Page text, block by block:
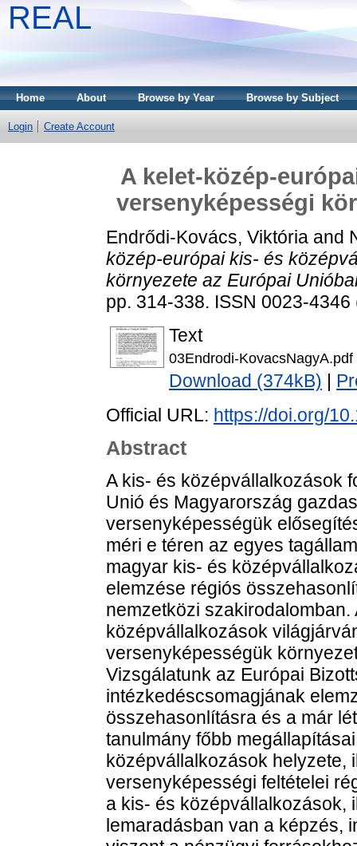
REAL
Home About Browse by Year Browse by Subject
Login Create Account
A kelet-közép-
versenyképességi
Endrődi-Kovács, Viktória and
közép-európai kis- és
környezete az Európai
pp. 314-338. ISSN 0023-
Text
03Endrodi-KovacsNagyA.pdf
Download (374kB)
Official URL: https://doi.org/
Abstract
A kis- és középvállalkozások
Unió és Magyarország
versenyképességük
méri e téren az egyes
magyar kis- és
elemzése régiós
nemzetközi
középvállalkozások
versenyképességük
Vizsgálatunk az Európai
intézkedéscsomagjának
összehasonlításra és a már
tanulmány főbb
középvállalkozások helyzete,
versenyképességi feltételei
a kis- és középvállalkozások,
lemaradásban van a képzés,